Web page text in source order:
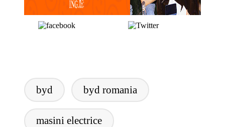
Post on X
byd byd romania
masini electrice